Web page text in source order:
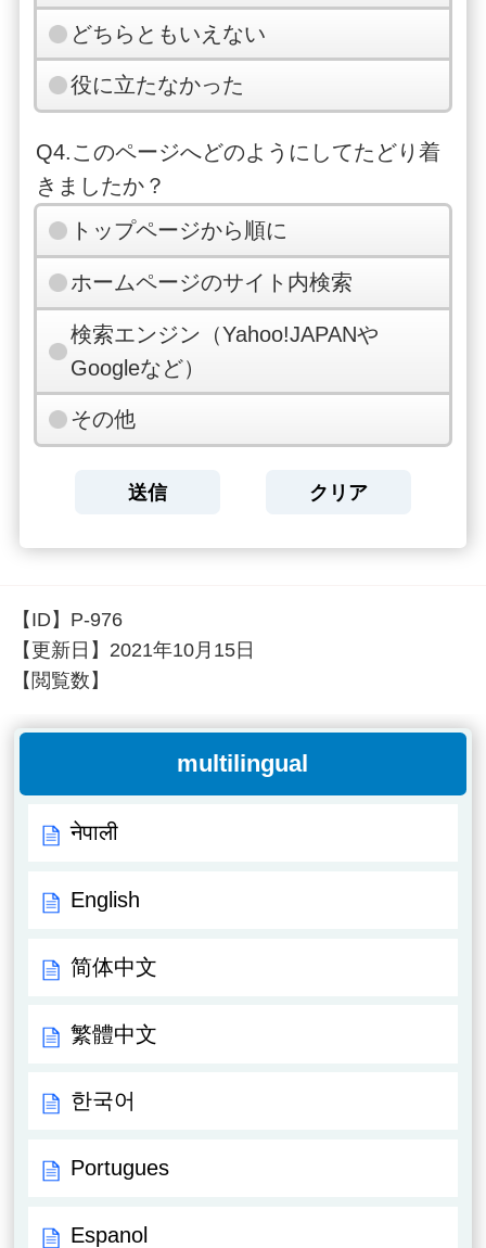
どちらともいえない
役に立たなかった
Q4.このページへどのようにしてたどり着
きましたか？
トップページから順に
ホームページのサイト内検索
検索エンジン（Yahoo!JAPANや
Googleなど）
その他
【ID】 P-976
【更新日】 2021年10月15日
【閲覧数】
multilingual
नेपाली
English
简体中文
繁體中文
한국어
Portugues
Espanol